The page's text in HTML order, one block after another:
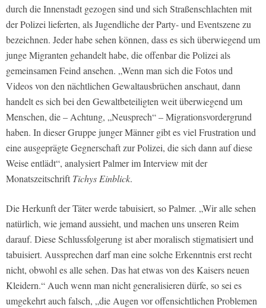
durch die Innenstadt gezogen sind und sich Straßenschlachten mit
der Polizei lieferten, als Jugendliche der Party- und Eventszene zu
bezeichnen. Jeder habe sehen können, dass es sich überwiegend um
junge Migranten gehandelt habe, die offenbar die Polizei als
gemeinsamen Feind ansehen. „Wenn man sich die Fotos und
Videos von den nächtlichen Gewaltausbrüchen anschaut, dann
handelt es sich bei den Gewaltbeteiligten weit überwiegend um
Menschen, die – Achtung, „Neusprech“ – Migrationsvordergrund
haben. In dieser Gruppe junger Männer gibt es viel Frustration und
eine ausgeprägte Gegnerschaft zur Polizei, die sich dann auf diese
Weise entlädt“, analysiert Palmer im Interview mit der
Monatszeitschrift Tichys Einblick.
Die Herkunft der Täter werde tabuisiert, so Palmer. „Wir alle sehen
natürlich, wie jemand aussieht, und machen uns unseren Reim
darauf. Diese Schlussfolgerung ist aber moralisch stigmatisiert und
tabuisiert. Aussprechen darf man eine solche Erkenntnis erst recht
nicht, obwohl es alle sehen. Das hat etwas von des Kaisers neuen
Kleidern.“ Auch wenn man nicht generalisieren dürfe, so sei es
umgekehrt auch falsch, „die Augen vor offensichtlichen Problemen